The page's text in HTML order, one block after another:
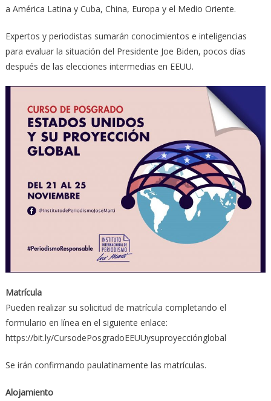
a América Latina y Cuba, China, Europa y el Medio Oriente.
Expertos y periodistas sumarán conocimientos e inteligencias
para evaluar la situación del Presidente Joe Biden, pocos días
después de las elecciones intermedias en EEUU.
Matrícula
Pueden realizar su solicitud de matrícula completando el
formulario en línea en el siguiente enlace:
https://bit.ly/CursodePosgradoEEUUysuproyecciónglobal
Se irán confirmando paulatinamente las matrículas.
Alojamiento